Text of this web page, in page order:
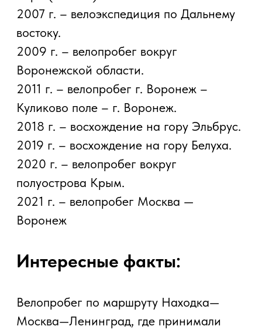
холода в Верхоянске, где температура
может достигать семидесяти пяти
градусов ниже ноля(!). Этому
приключению Павел Филиппович
посвятил три книги, которые будут
одинаково интересны как людям,
далеким от туризма, так и настоящим
профессионалам.
Партнеры и друзья